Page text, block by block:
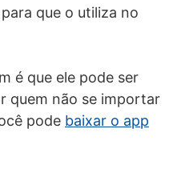
que o utiliza no
é que ele pode ser
quem não se importar
pode baixar o app